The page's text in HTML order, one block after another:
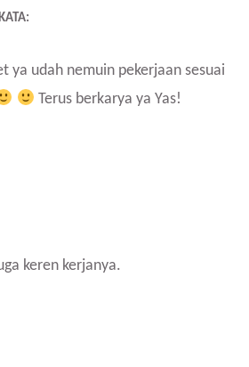
ya udah nemuin pekerjaan sesuai
Terus berkarya ya Yas!
keren kerjanya.